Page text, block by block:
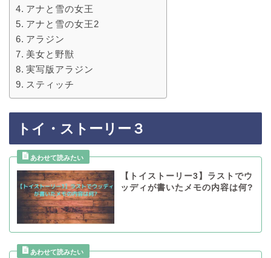
アナと雪の女王
アナと雪の女王2
アラジン
美女と野獣
実写版アラジン
スティッチ
トイ・ストーリー３
【トイストーリー3】ラストでウ
ッディが書いたメモの内容は何?